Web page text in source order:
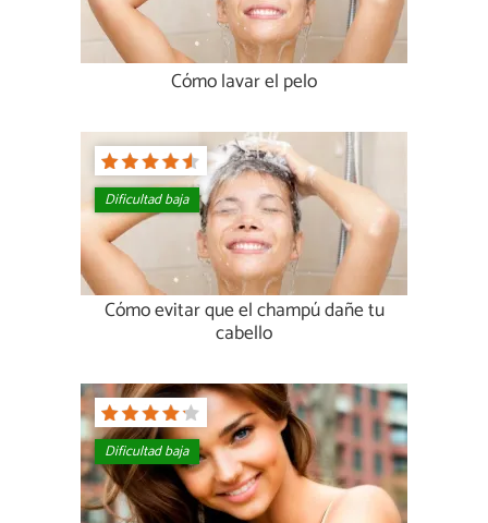
Cómo lavar el pelo
Dificultad baja
Cómo evitar que el champú dañe tu
cabello
Dificultad baja